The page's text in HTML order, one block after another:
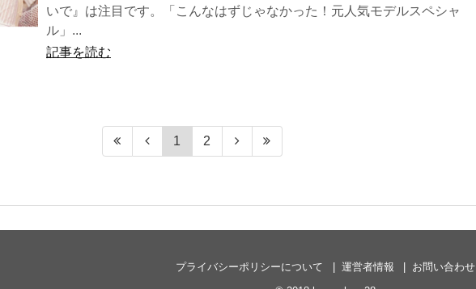
いで』は注目です。「こんなはずじゃなかった！元人気モデルスペシャ
ル」...
記事を読む
1 2
プライバシーポリシーについて 運営者情報
お問い合わせ